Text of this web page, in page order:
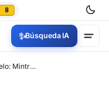
8
✨Búsqueda IA
Abuso laboral de alto vuelo: Mintrabajo se le metió al rancho a los acosadores laborales de El Dorado